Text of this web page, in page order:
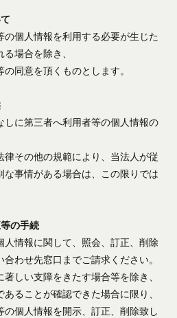
個人情報を利用する必要が生じた
場合を除き、
同意を頂くものとします。
しに第三者へ利用者等の個人情報の
その他の規範により、当法人が従
な事情がある場合は、この限りでは
の手続
情報に関して、照会、訂正、削除
わせ先窓口までご請求ください。
しい支障をきたす場合等を除き、
ることが確認できた場合に限り、
個人情報を開示、訂正、削除致し